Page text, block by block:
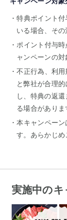
特典ポイント
いる場合、その
ポイント付与
ャンペーンの対
不正行為、利
と弊社が合理
し、特典の返
る場合がありま
本キャンペー
す。あらかじめ
実施中の